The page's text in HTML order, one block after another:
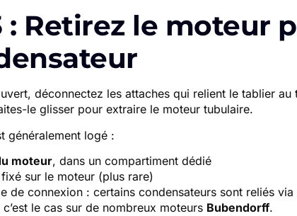
: Retirez le moteur
déconnectez les attaches qui relient le tablier au
le glisser pour extraire le moteur tubulaire.
généralement logé :
moteur, dans un compartiment dédié
sur le moteur (plus rare)
de connexion : certains condensateurs sont reliés via
le cas sur de nombreux moteurs Bubendorff.